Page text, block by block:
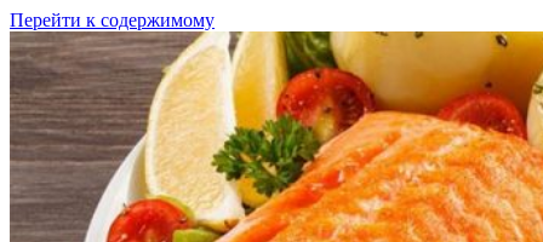
Перейти к содержимому